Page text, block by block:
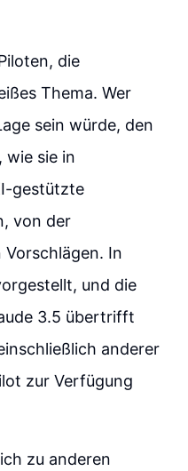
die
Thema. Wer
sein würde, den
wie sie in
gestützte
von der
In
und die
3.5 übertrifft
anderer
zur Verfügung
zu anderen